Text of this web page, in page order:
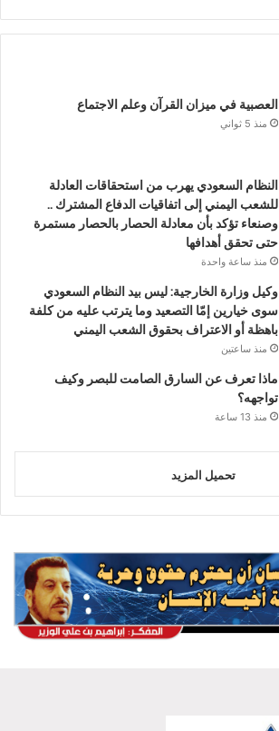
العصبية في ميزان القرآن وعلم الاجتماع
منذ 5 ثواني
النظام السعودي يهرب من استحقاقات العادلة
للشعب اليمني إلى اتفاقيات الدفاع المشترك ..
وصنعاء تؤكد بأن معادلة الحصار بالحصار مستمرة
حتى تحقق أهدافها
منذ ساعة واحدة
وكيل وزارة الخارجية: ليس بيد النظام السعودي
سوى خيارين إمّا التصعيد وما يترتب عليه من كلفة
باهظة أو الاعتراف بحقوق الشعب اليمني
منذ ساعتين
ماذا تعرف عن السارق الصامت للبصر وكيف
تواجهه؟
منذ 13 ساعة
تحميل المزيد